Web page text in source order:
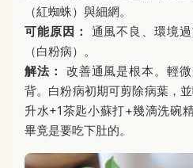
（紅蜘蛛）與細網。
可能原因：
通風不良、環境
（白粉病）。
解法：
改善通風是根本。輕
背。白粉病初期可剪除病葉，
升水+1茶匙小蘇打+幾滴洗碗
畢竟是要吃下肚的。